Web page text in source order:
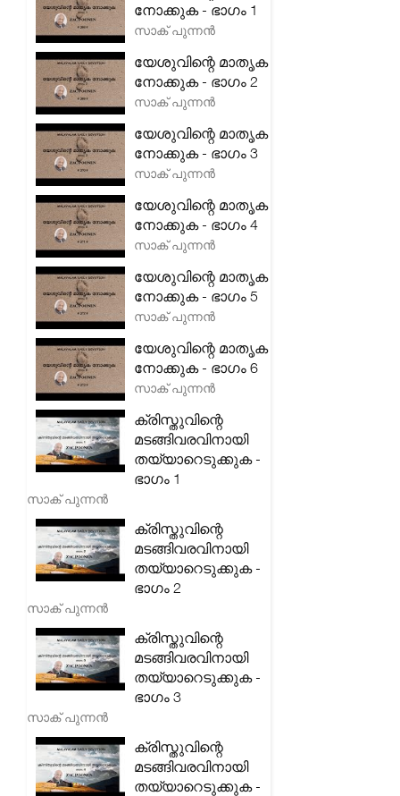
നോക്കുക - ഭാഗം 1
സാക് പുന്നൻ
യേശുവിന്റെ മാതൃക
നോക്കുക - ഭാഗം 2
സാക് പുന്നൻ
യേശുവിന്റെ മാതൃക
നോക്കുക - ഭാഗം 3
സാക് പുന്നൻ
യേശുവിന്റെ മാതൃക
നോക്കുക - ഭാഗം 4
സാക് പുന്നൻ
യേശുവിന്റെ മാതൃക
നോക്കുക - ഭാഗം 5
സാക് പുന്നൻ
യേശുവിന്റെ മാതൃക
നോക്കുക - ഭാഗം 6
സാക് പുന്നൻ
ക്രിസ്തുവിന്റെ
മടങ്ങിവരവിനായി
തയ്യാറെടുക്കുക -
ഭാഗം 1
സാക് പുന്നൻ
ക്രിസ്തുവിന്റെ
മടങ്ങിവരവിനായി
തയ്യാറെടുക്കുക -
ഭാഗം 2
സാക് പുന്നൻ
ക്രിസ്തുവിന്റെ
മടങ്ങിവരവിനായി
തയ്യാറെടുക്കുക -
ഭാഗം 3
സാക് പുന്നൻ
ക്രിസ്തുവിന്റെ
മടങ്ങിവരവിനായി
തയ്യാറെടുക്കുക -